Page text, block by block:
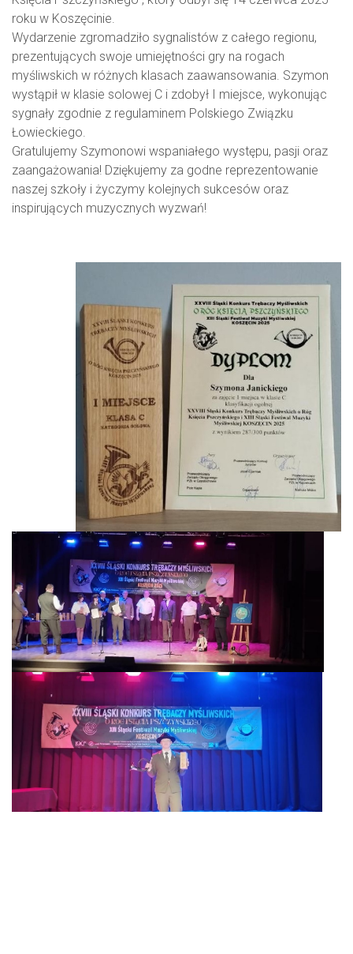
roku w Koszęcinie.
Wydarzenie zgromadziło sygnalistów z całego regionu,
prezentujących swoje umiejętności gry na rogach
myśliwskich w różnych klasach zaawansowania. Szymon
wystąpił w klasie solowej C i zdobył I miejsce, wykonując
sygnały zgodnie z regulaminem Polskiego Związku
Łowieckiego.
Gratulujemy Szymonowi wspaniałego występu, pasji oraz
zaangażowania! Dziękujemy za godne reprezentowanie
naszej szkoły i życzymy kolejnych sukcesów oraz
inspirujących muzycznych wyzwań!